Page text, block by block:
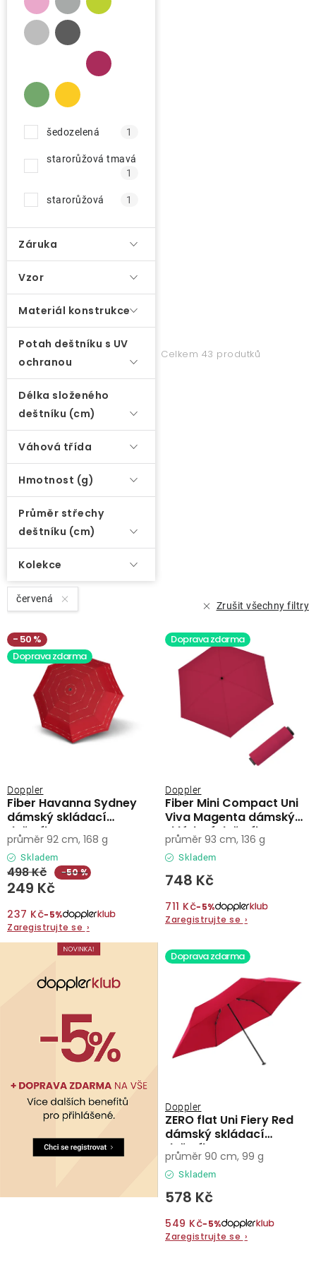
O nás
šedozelená 1
starorůžová tmavá
1
starorůžová 1
Záruka
Vzor
Materiál konstrukce
Potah deštníku s UV
ochranou
Délka složeného
deštníku (cm)
Váhová třída
Hmotnost (g)
Průměr střechy
deštníku (cm)
Kolekce
Celkem 43 produtků
červená
Zrušit všechny filtry
50 %
Doprava zdarma
Fiber Havanna Sydney
dámský skládací
deštník
Doppler
Skladem
249 Kč
498 Kč −50 %
237 Kč−5%
Zaregistrujte se ›
průměr 92 cm, 168 g
Doprava zdarma
Fiber Mini Compact Uni
Viva Magenta dámský
skládací deštník
Doppler
Skladem
748 Kč
711 Kč−5%
Zaregistrujte se ›
průměr 93 cm, 136 g
Doprava zdarma
ZERO flat Uni Fiery Red
dámský skládací
deštník
Doppler
Skladem
578 Kč
549 Kč−5%
Zaregistrujte se ›
průměr 90 cm, 99 g